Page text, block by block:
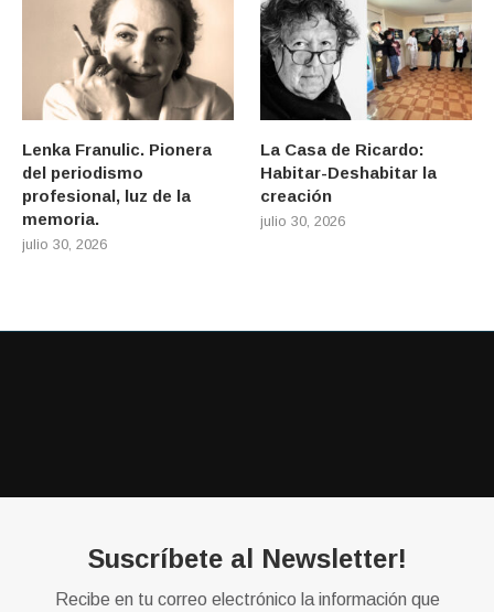
Lenka Franulic. Pionera
del periodismo
profesional, luz de la
memoria.
julio 30, 2026
La Casa de Ricardo:
Habitar-Deshabitar la
creación
julio 30, 2026
Suscríbete al Newsletter!
Recibe en tu correo electrónico la información que